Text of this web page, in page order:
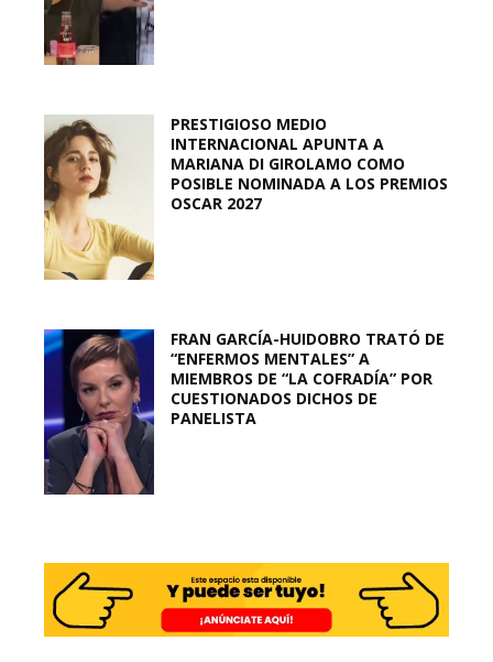
PRESTIGIOSO MEDIO
INTERNACIONAL APUNTA A
MARIANA DI GIROLAMO COMO
POSIBLE NOMINADA A LOS PREMIOS
OSCAR 2027
FRAN GARCÍA-HUIDOBRO TRATÓ DE
“ENFERMOS MENTALES” A
MIEMBROS DE “LA COFRADÍA” POR
CUESTIONADOS DICHOS DE
PANELISTA